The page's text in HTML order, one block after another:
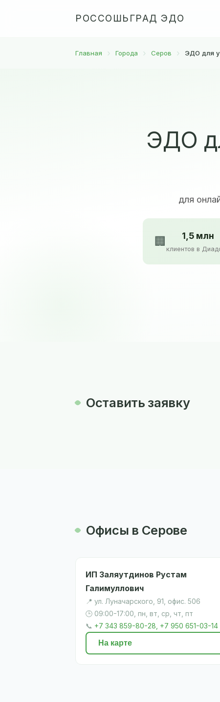
РОССОШЬГРАД ЭДО
Главная Города Серов ЭДО для
ЭДО
для
🏢 1,5 млн
клиентов в
Оставить заявку
Офисы в Серове
ИП Заляутдинов Рустам
Галимуллович
📍 ул. Луначарского, 91, офис. 506
🕒 09:00-17:00, пн, вт, ср, чт, пт
📞 +7 343 859-80-28, +7 950 651-03-14
На карте